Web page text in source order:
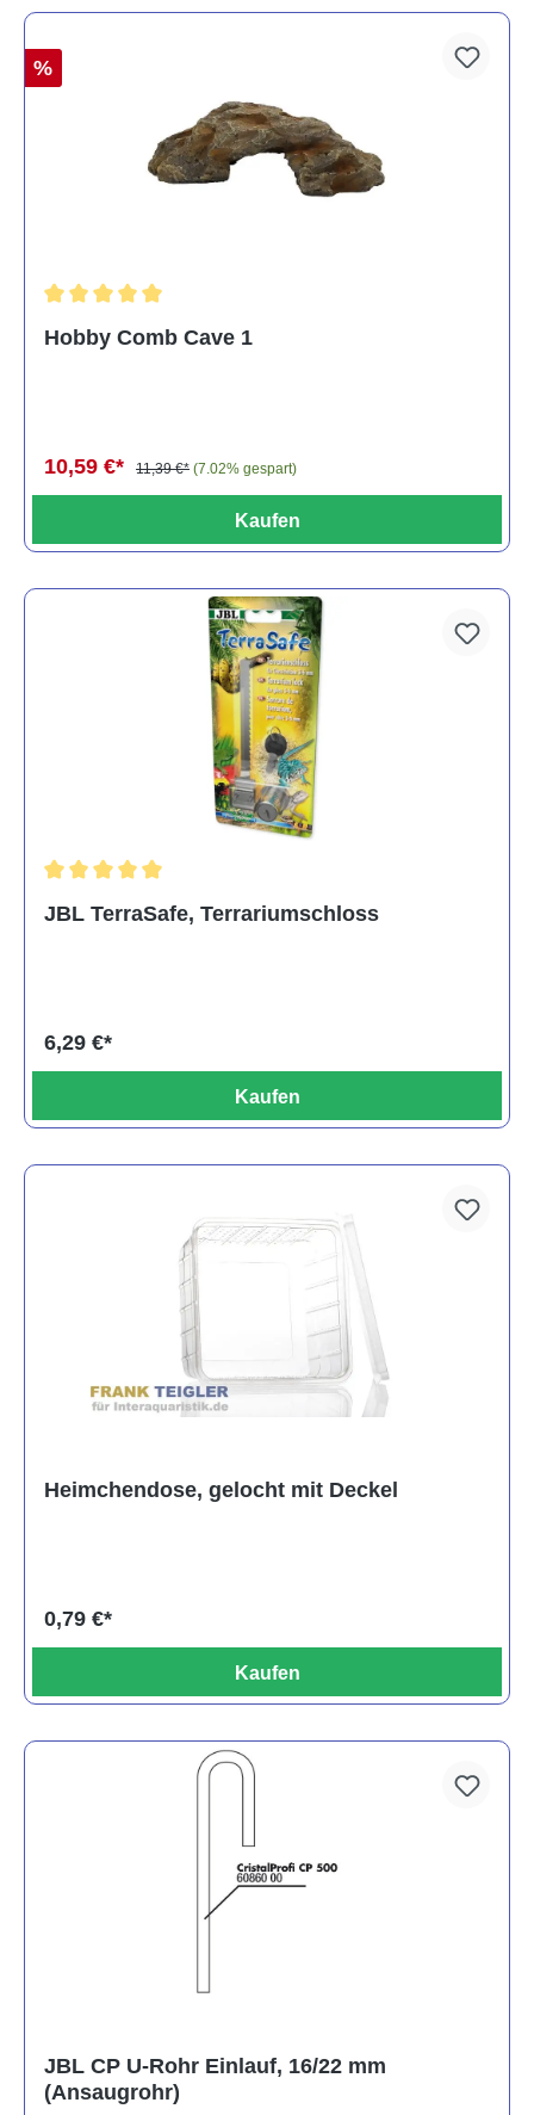
%
Hobby Comb Cave 1
10,59 €* 11,39 €* (7.02% gespart)
Kaufen
JBL TerraSafe, Terrariumschloss
6,29 €*
Kaufen
Heimchendose, gelocht mit Deckel
0,79 €*
Kaufen
JBL CP U-Rohr Einlauf, 16/22 mm
(Ansaugrohr)